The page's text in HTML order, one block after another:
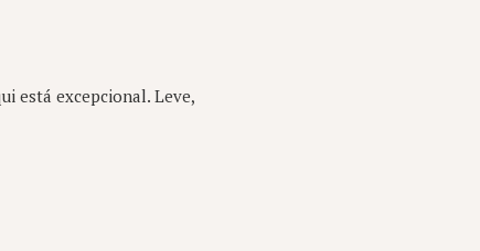
está excepcional. Leve,